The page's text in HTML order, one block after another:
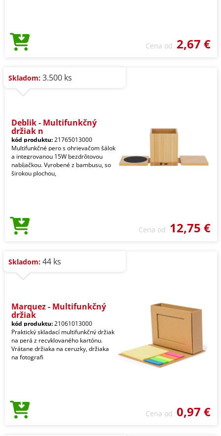
Cena od 2,67 €
Skladom: 3.500 ks
Deblik - Multifunkčný
držiak n
kód produktu:21765013000
Multifunkčné pero s ohrievačom šálok
a integrovanou 15W bezdrôtovou
nabíjačkou. Vyrobené z bambusu, so
širokou plochou,
Cena od 12,75 €
Skladom: 44 ks
Marquez - Multifunkčný
držiak
kód produktu:21061013000
Praktický skladací multifunkčný držiak
na perá z recyklovaného kartónu.
Vrátane držiaka na ceruzky, držiaka
na fotografi
Cena od 0,97 €